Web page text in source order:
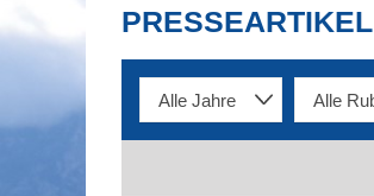
PRESSEARTIKEL